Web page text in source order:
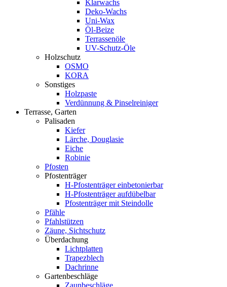
Klarwachs
Deko-Wachs
Uni-Wax
Öl-Beize
Terrassenöle
UV-Schutz-Öle
Holzschutz
OSMO
KORA
Sonstiges
Holzpaste
Verdünnung & Pinselreiniger
Terrasse, Garten
Palisaden
Kiefer
Lärche, Douglasie
Eiche
Robinie
Pfosten
Pfostenträger
H-Pfostenträger einbetonierbar
H-Pfostenträger aufdübelbar
Pfostenträger mit Steindolle
Pfähle
Pfahlstützen
Zäune, Sichtschutz
Überdachung
Lichtplatten
Trapezblech
Dachrinne
Gartenbeschläge
Zaunbeschläge